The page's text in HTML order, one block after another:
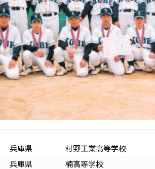
兵庫県
村野工業高等学校
兵庫県
楠高等学校